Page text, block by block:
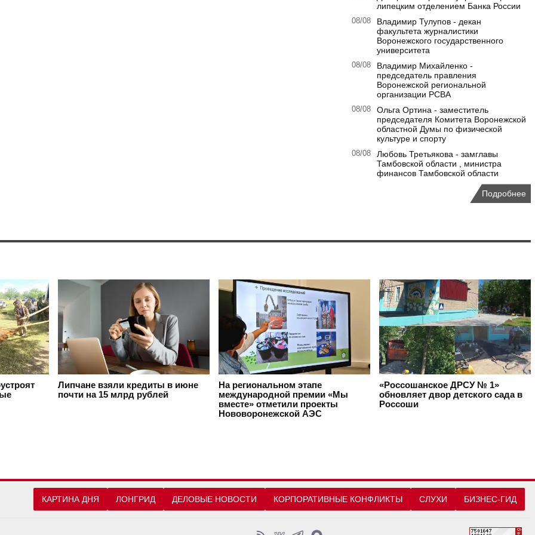
липецким отделением Банка России
08/08
Владимир Тулупов - декан
факультета журналистики
Воронежского государственного
университета
08/08
Владимир Михайленко -
председатель правления
Воронежской региональной
организации РСВА
08/08
Ольга Ортина - заместитель
председателя Комитета Воронежской
областной Думы по физической
культуре и спорту
08/08
Любовь Третьякова - замглавы
Тамбовской области , министра
финансов Тамбовской области
Подробнее
Липчане взяли кредиты в июне
почти на 15 млрд рублей
На региональном этапе
международной премии «Мы
вместе» отметили проекты
Нововоронежской АЭС
«Россошанское ДРСУ № 1»
обновляет двор детского сада в
Россоши
КАРТИНА ДНЯ ЛОНГРИД ДЕЛОВЫЕ НОВОСТИ КОРПОРАТИВНЫЕ КОНФЛИКТЫ СЛУХИ БИЗНЕС-ГИД